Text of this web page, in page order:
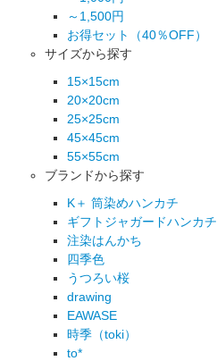
～1,500円
お得セット（40％OFF）
サイズから探す
15×15cm
20×20cm
25×25cm
45×45cm
55×55cm
ブランドから探す
K＋ 筒染めハンカチ
ギフトジャガードハンカチ
注染はんかち
四季色
うつろい桜
drawing
EAWASE
時季（toki）
to*